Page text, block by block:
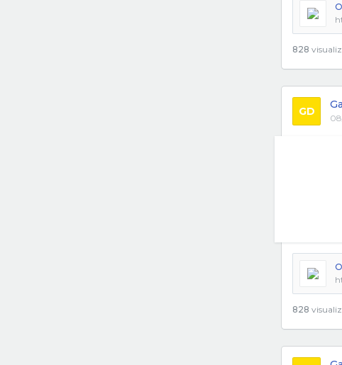
828
GD
828